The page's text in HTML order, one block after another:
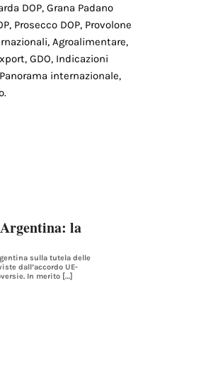
DOP, Grana Padano
Prosecco DOP, Provolone
Agroalimentare,
GDO, Indicazioni
internazionale,
la
sulla tutela delle
dall’accordo UE-
In merito […]